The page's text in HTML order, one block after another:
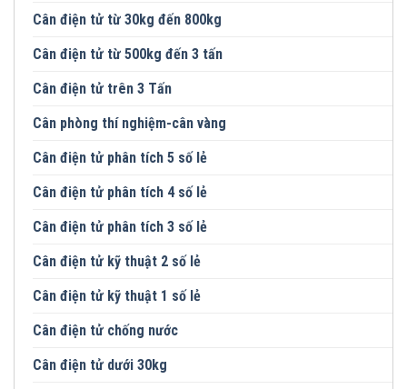
Cân điện tử từ 30kg đến 800kg
Cân điện tử từ 500kg đến 3 tấn
Cân điện tử trên 3 Tấn
Cân phòng thí nghiệm-cân vàng
Cân điện tử phân tích 5 số lẻ
Cân điện tử phân tích 4 số lẻ
Cân điện tử phân tích 3 số lẻ
Cân điện tử kỹ thuật 2 số lẻ
Cân điện tử kỹ thuật 1 số lẻ
Cân điện tử chống nước
Cân điện tử dưới 30kg